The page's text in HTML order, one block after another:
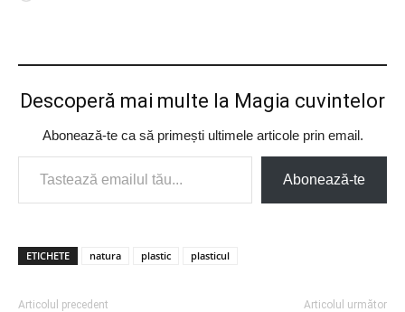
Descoperă mai multe la Magia cuvintelor
Abonează-te ca să primești ultimele articole prin email.
Tastează emailul tău...
Abonează-te
ETICHETE natura plastic plasticul
Articolul precedent Articolul următor